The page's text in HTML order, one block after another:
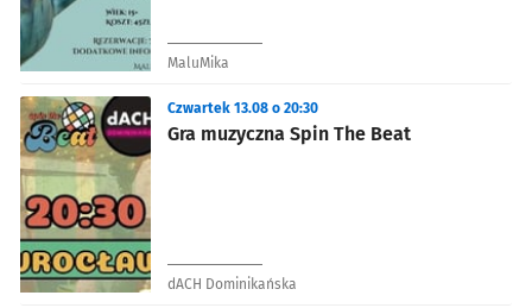
MaluMika
Gra muzyczna Spin The Beat
Czwartek 13.08 o 20:30
dACH Dominikańska